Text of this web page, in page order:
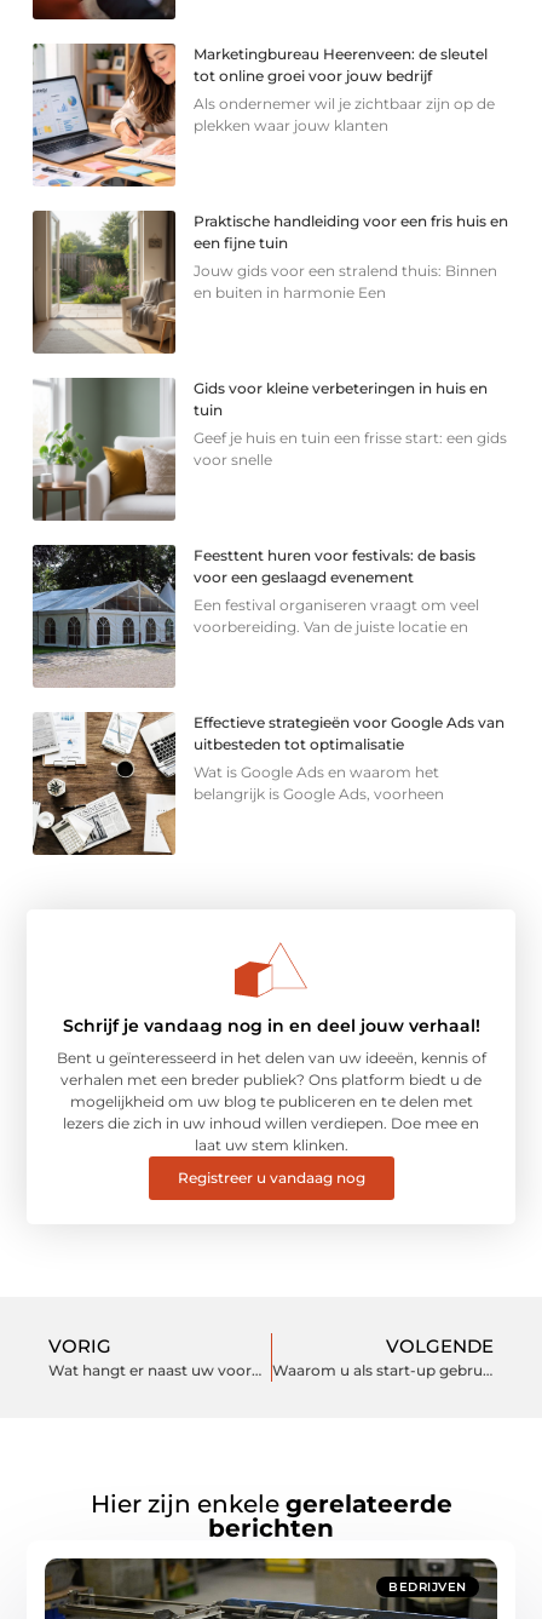
Marketingbureau Heerenveen: de sleutel
tot online groei voor jouw bedrijf
Als ondernemer wil je zichtbaar zijn op de
plekken waar jouw klanten
Praktische handleiding voor een fris huis en
een fijne tuin
Jouw gids voor een stralend thuis: Binnen
en buiten in harmonie Een
Gids voor kleine verbeteringen in huis en
tuin
Geef je huis en tuin een frisse start: een gids
voor snelle
Feesttent huren voor festivals: de basis
voor een geslaagd evenement
Een festival organiseren vraagt om veel
voorbereiding. Van de juiste locatie en
Effectieve strategieën voor Google Ads van
uitbesteden tot optimalisatie
Wat is Google Ads en waarom het
belangrijk is Google Ads, voorheen
Schrijf je vandaag nog in en deel jouw verhaal!
Bent u geïnteresseerd in het delen van uw ideeën, kennis of
verhalen met een breder publiek? Ons platform biedt u de
mogelijkheid om uw blog te publiceren en te delen met
lezers die zich in uw inhoud willen verdiepen. Doe mee en
laat uw stem klinken.
Registreer u vandaag nog
VORIG
Wat hangt er naast uw voordeur?
VOLGENDE
Waarom u als start-up gebruik moet maken van een CRM-systeem
Hier zijn enkele gerelateerde
berichten
BEDRIJVEN